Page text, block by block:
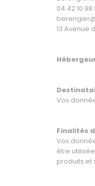
04 42 10 98
13 Avenue
Vos
Finalités
Vos
être
produits et